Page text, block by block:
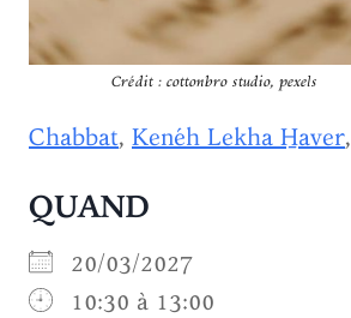
Crédit : cottonbro studio, pexels
Chabbat, Kenéh Lekha H̱aver,
QUAND
20/03/2027
10:30 à 13:00